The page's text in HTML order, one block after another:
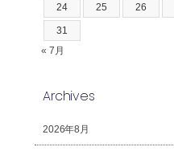
24 25 26
31
« 7月
Archives
2026年8月